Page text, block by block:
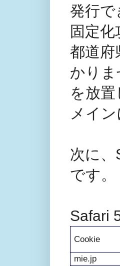
発行
固定
都道府
かり
を放
メイ
次に
です。
Safari
Cookie
mie.jp